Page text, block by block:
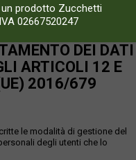
prodotto Zucchetti
02667520247
DEI DATI
ARTICOLI 12 E
2016/679
le modalità di gestione del
degli utenti che lo